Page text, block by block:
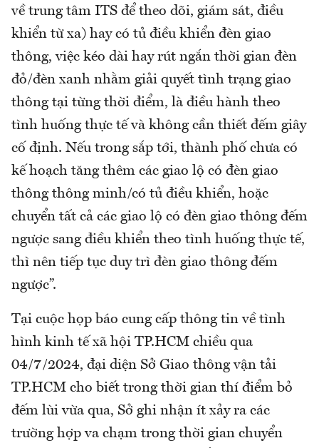
về trung tâm ITS để theo dõi, giám sát, điều
khiển từ xa) hay có tủ điều khiển đèn giao
thông, việc kéo dài hay rút ngắn thời gian đèn
đỏ/đèn xanh nhằm giải quyết tình trạng giao
thông tại từng thời điểm, là điều hành theo
tình huống thực tế và không cần thiết đếm giây
cố định. Nếu trong sắp tới, thành phố chưa có
kế hoạch tăng thêm các giao lộ có đèn giao
thông thông minh/có tủ điều khiển, hoặc
chuyển tất cả các giao lộ có đèn giao thông đếm
ngược sang điều khiển theo tình huống thực tế,
thì nên tiếp tục duy trì đèn giao thông đếm
ngược”.
Tại cuộc họp báo cung cấp thông tin về tình
hình kinh tế xã hội TP.HCM chiều qua
04/7/2024, đại diện Sở Giao thông vận tải
TP.HCM cho biết trong thời gian thí điểm bỏ
đếm lùi vừa qua, Sở ghi nhận ít xảy ra các
trường hợp va chạm trong thời gian chuyển